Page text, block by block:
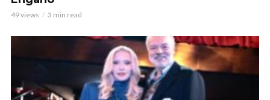
49 views 3 min read